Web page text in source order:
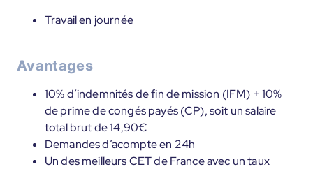
Travail en journée
Avantages
10% d’indemnités de fin de mission (IFM) + 10%
de prime de congés payés (CP), soit un salaire
total brut de 14,90€
Demandes d’acompte en 24h
Un des meilleurs CET de France avec un taux